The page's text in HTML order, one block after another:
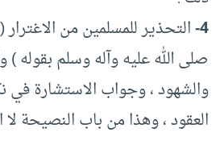
4- التحذير للمسلمين من الاغترار
صلى الله عليه وآله وسلم بقوله )
والشهود ، وجواب الاستشارة في
العقود ، وهذا من باب النصيحة لا